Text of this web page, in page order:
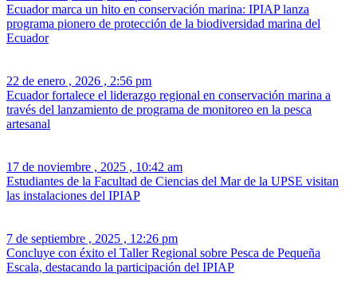
Ecuador marca un hito en conservación marina: IPIAP lanza
programa pionero de protección de la biodiversidad marina del
Ecuador
22 de enero , 2026 , 2:56 pm
Ecuador fortalece el liderazgo regional en conservación marina a
través del lanzamiento de programa de monitoreo en la pesca
artesanal
17 de noviembre , 2025 , 10:42 am
Estudiantes de la Facultad de Ciencias del Mar de la UPSE visitan
las instalaciones del IPIAP
7 de septiembre , 2025 , 12:26 pm
Concluye con éxito el Taller Regional sobre Pesca de Pequeña
Escala, destacando la participación del IPIAP